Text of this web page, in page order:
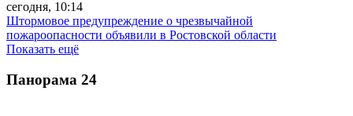
сегодня, 10:14
Штормовое предупреждение о чрезвычайной
пожароопасности объявили в Ростовской области
Показать ещё
Панорама 24